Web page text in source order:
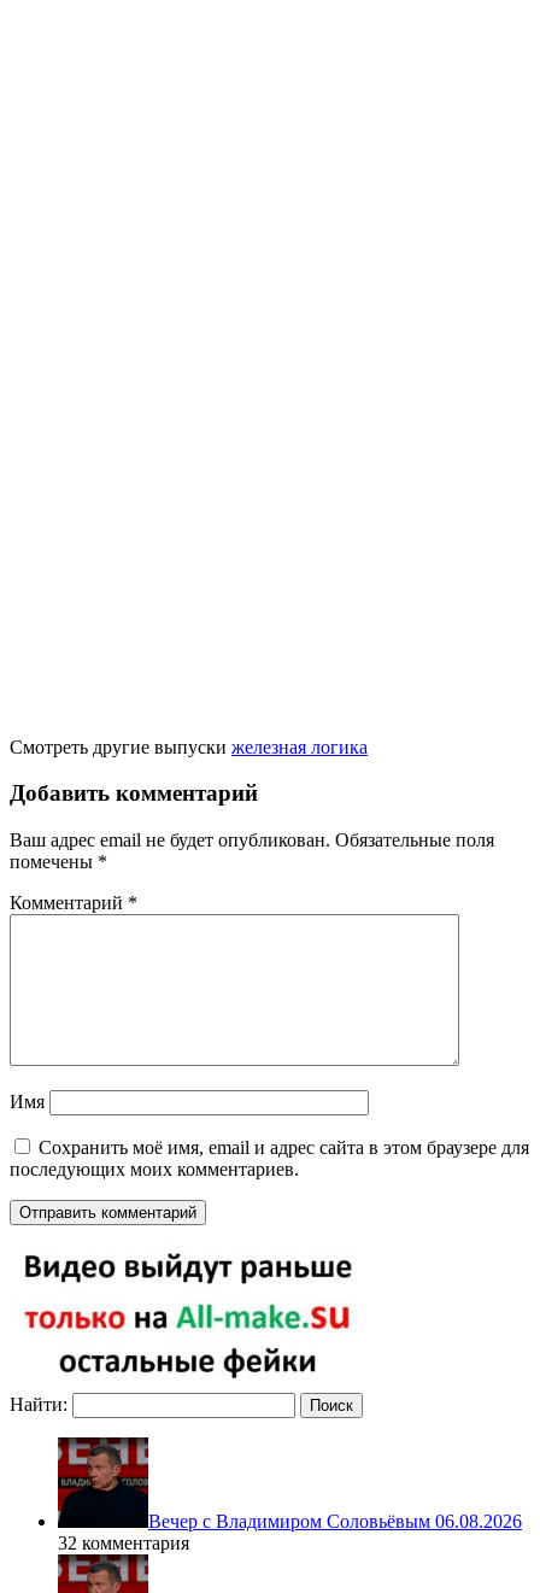
Смотреть другие выпуски железная логика
Добавить комментарий
Ваш адрес email не будет опубликован. Обязательные поля
помечены *
Комментарий *
Имя
Сохранить моё имя, email и адрес сайта в этом браузере для
последующих моих комментариев.
Найти:
Вечер с Владимиром Соловьёвым 06.08.2026
32 комментария